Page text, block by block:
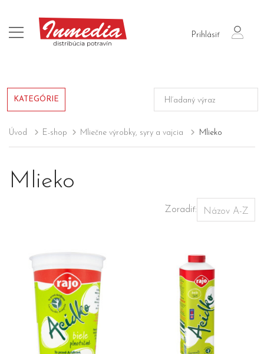
Prihlásiť
login
KATEGÓRIE
Úvod E-shop Mliečne výrobky, syry a vajcia Mlieko
Mlieko
Zoradiť: